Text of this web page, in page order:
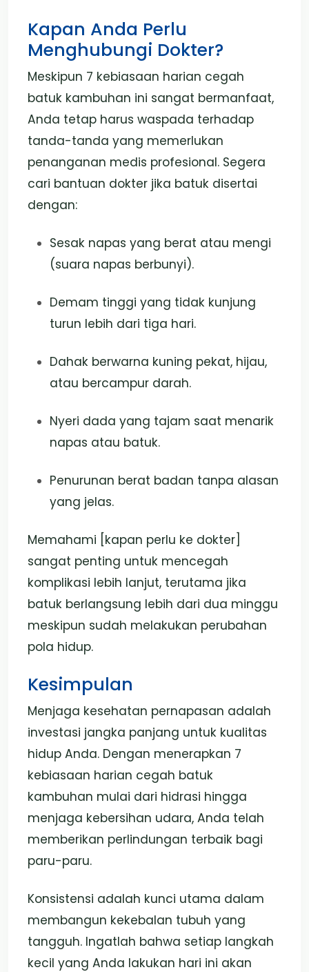
Kapan Anda Perlu
Menghubungi Dokter?
Meskipun 7 kebiasaan harian cegah
batuk kambuhan ini sangat bermanfaat,
Anda tetap harus waspada terhadap
tanda-tanda yang memerlukan
penanganan medis profesional. Segera
cari bantuan dokter jika batuk disertai
dengan:
Sesak napas yang berat atau mengi
(suara napas berbunyi).
Demam tinggi yang tidak kunjung
turun lebih dari tiga hari.
Dahak berwarna kuning pekat, hijau,
atau bercampur darah.
Nyeri dada yang tajam saat menarik
napas atau batuk.
Penurunan berat badan tanpa alasan
yang jelas.
Memahami [kapan perlu ke dokter]
sangat penting untuk mencegah
komplikasi lebih lanjut, terutama jika
batuk berlangsung lebih dari dua minggu
meskipun sudah melakukan perubahan
pola hidup.
Kesimpulan
Menjaga kesehatan pernapasan adalah
investasi jangka panjang untuk kualitas
hidup Anda. Dengan menerapkan 7
kebiasaan harian cegah batuk
kambuhan mulai dari hidrasi hingga
menjaga kebersihan udara, Anda telah
memberikan perlindungan terbaik bagi
paru-paru.
Konsistensi adalah kunci utama dalam
membangun kekebalan tubuh yang
tangguh. Ingatlah bahwa setiap langkah
kecil yang Anda lakukan hari ini akan